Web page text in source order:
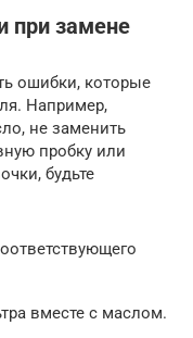
при замене
ошибки, которые
Например,
не заменить
пробку или
будьте
вместе с маслом.